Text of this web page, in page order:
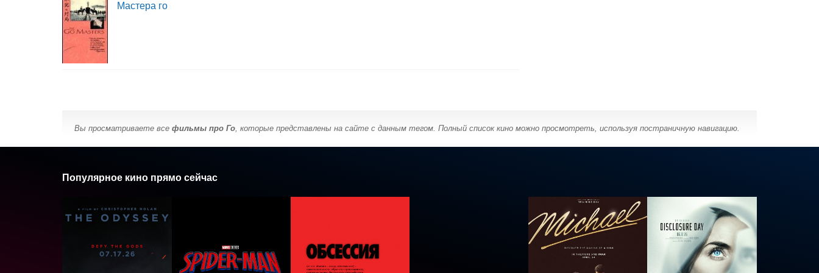
Мастера го
Вы просматриваете все фильмы про Го, которые представлены на сайте с данным тегом. Полный список кино можно просмотреть, используя постраничную навигацию.
Популярное кино прямо сейчас